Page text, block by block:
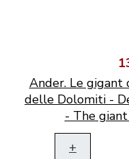
Ander. Le
delle Dolomiti -
- The
+